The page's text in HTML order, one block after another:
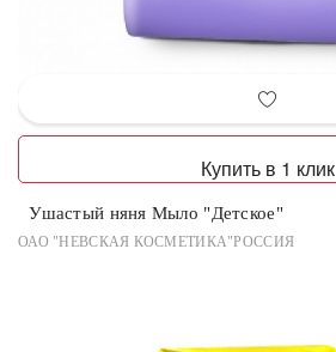
Купить в 1 клик
Ушастый няня Мыло "Детское"
ОАО "НЕВСКАЯ КОСМЕТИКА"РОССИЯ